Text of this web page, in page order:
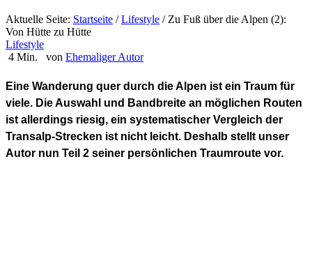
Aktuelle Seite: Startseite / Lifestyle /Zu Fuß über die Alpen (2):
Von Hütte zu Hütte
Lifestyle
4 Min.
von Ehemaliger Autor
Eine Wanderung quer durch die Alpen ist ein Traum für
viele. Die Auswahl und Bandbreite an möglichen Routen
ist allerdings riesig, ein systematischer Vergleich der
Transalp-Strecken ist nicht leicht. Deshalb stellt unser
Autor nun Teil 2 seiner persönlichen Traumroute vor.